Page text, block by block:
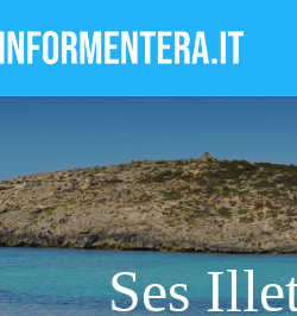
al
contenuto
Ses